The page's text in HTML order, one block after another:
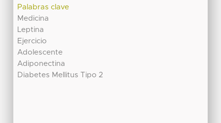
Palabras clave
Medicina
Leptina
Ejercicio
Adolescente
Adiponectina
Diabetes Mellitus Tipo 2